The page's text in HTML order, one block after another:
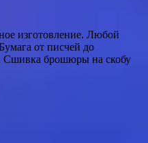
изготовление. Любой
от писчей до
Сшивка брошюры на скобу